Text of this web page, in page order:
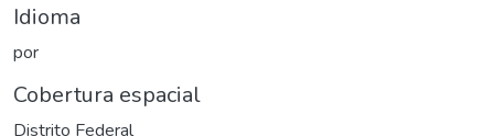
Idioma
por
Cobertura espacial
Distrito Federal